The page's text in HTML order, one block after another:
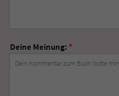
Deine Meinung: *